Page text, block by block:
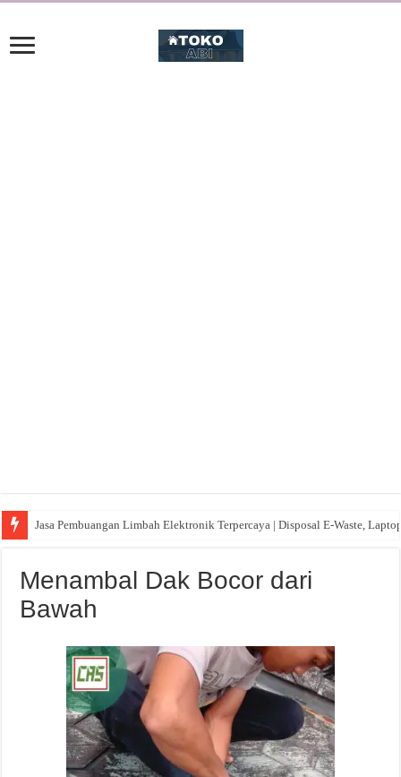
Jasa Pembuangan Limbah Elektronik Terpercaya | Disposal E-Waste,
Menambal Dak Bocor dari
Bawah